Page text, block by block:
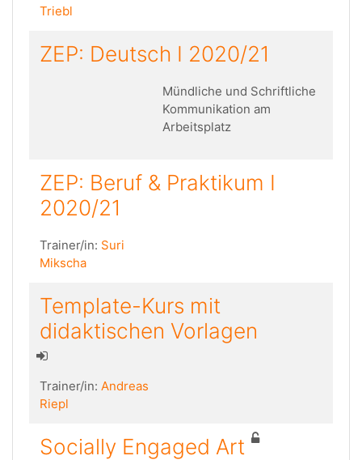
Triebl
ZEP: Deutsch I 2020/21
Mündliche und Schriftliche
Kommunikation am
Arbeitsplatz
ZEP: Beruf & Praktikum I
2020/21
Trainer/in: Suri
Mikscha
Template-Kurs mit
didaktischen Vorlagen
Trainer/in: Andreas
Riepl
Socially Engaged Art